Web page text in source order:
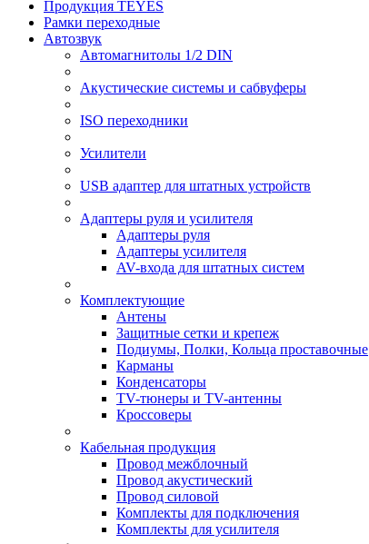
Продукция TEYES
Рамки переходные
Автозвук
Автомагнитолы 1/2 DIN
Акустические системы и сабвуферы
ISO переходники
Усилители
USB адаптер для штатных устройств
Адаптеры руля и усилителя
Адаптеры руля
Адаптеры усилителя
AV-входа для штатных систем
Комплектующие
Антены
Защитные сетки и крепеж
Подиумы, Полки, Кольца проставочные
Карманы
Конденсаторы
TV-тюнеры и TV-антенны
Кроссоверы
Кабельная продукция
Провод межблочный
Провод акустический
Провод силовой
Комплекты для подключения
Комплекты для усилителя